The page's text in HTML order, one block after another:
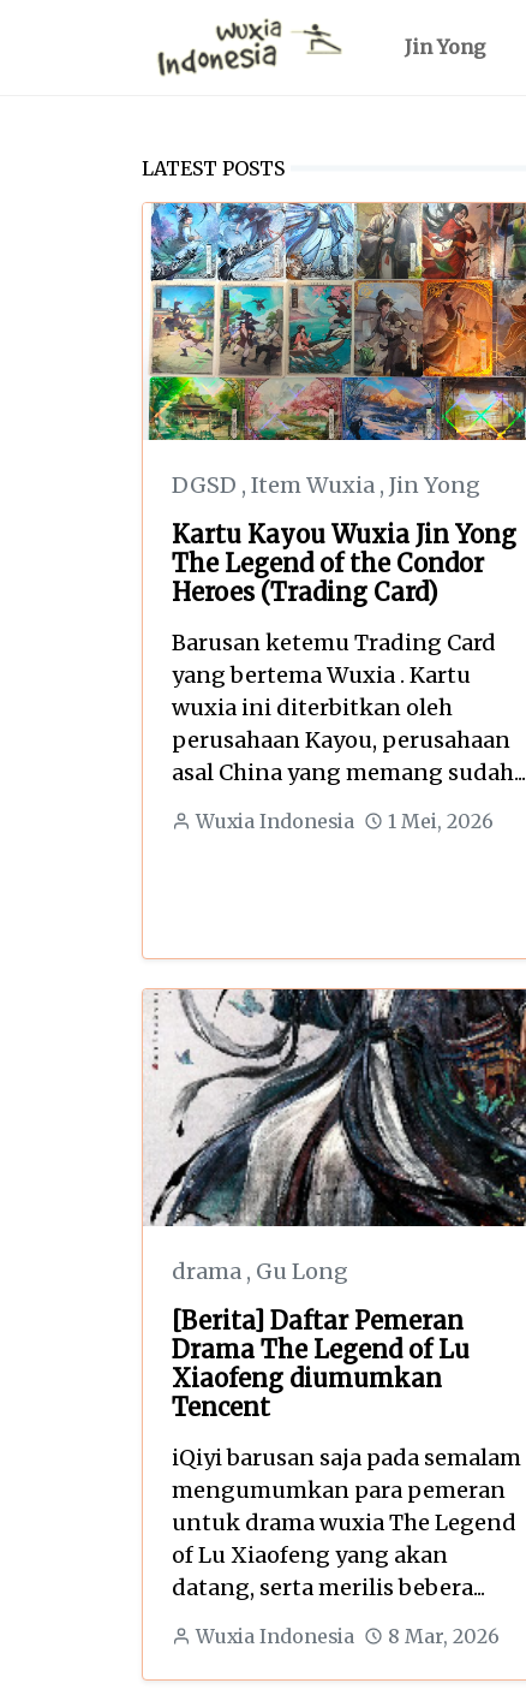
Jin Yong
LATEST POSTS
DGSD , Item Wuxia , Jin Yong
Kartu Kayou Wuxia Jin Yong
The Legend of the Condor
Heroes (Trading Card)
Barusan ketemu Trading Card
yang bertema Wuxia . Kartu
wuxia ini diterbitkan oleh
perusahaan Kayou, perusahaan
asal China yang memang sudah...
Wuxia Indonesia 1 Mei, 2026
drama , Gu Long
[Berita] Daftar Pemeran
Drama The Legend of Lu
Xiaofeng diumumkan
Tencent
iQiyi barusan saja pada semalam
mengumumkan para pemeran
untuk drama wuxia The Legend
of Lu Xiaofeng yang akan
datang, serta merilis bebera...
Wuxia Indonesia 8 Mar, 2026